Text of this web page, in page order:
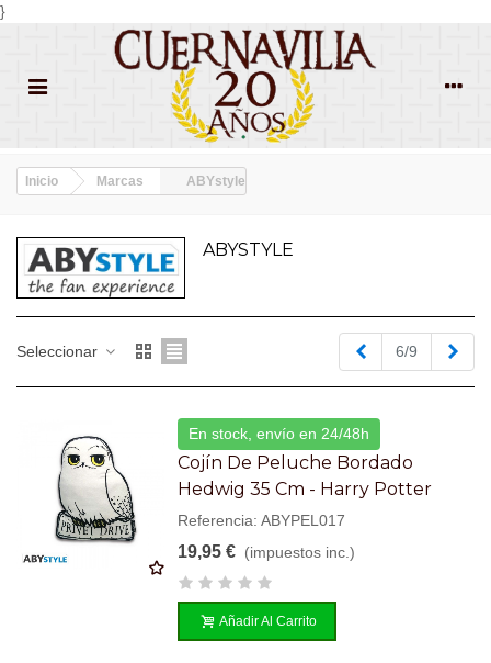
}
Inicio Marcas ABYstyle
ABYSTYLE
Seleccionar Anterior
6/9
En stock, envío en 24/48h
Cojín De Peluche Bordado
Hedwig 35 Cm - Harry Potter
Referencia: ABYPEL017
19,95 € (impuestos inc.)
Añadir Al Carrito